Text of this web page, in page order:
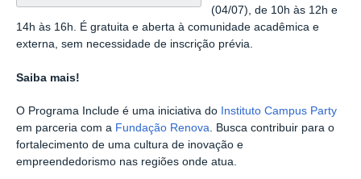
(04/07), de 10h às 12h e
14h às 16h. É gratuita e aberta à comunidade acadêmica e
externa, sem necessidade de inscrição prévia.
Saiba mais!
O Programa Include é uma iniciativa do Instituto Campus Party
em parceria com a Fundação Renova. Busca contribuir para o
fortalecimento de uma cultura de inovação e
empreendedorismo nas regiões onde atua.